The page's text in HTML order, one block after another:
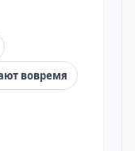
вовремя